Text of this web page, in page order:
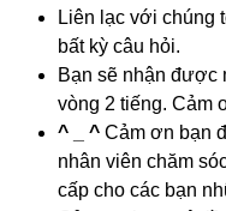
Liên lạc với chúng
bất kỳ câu hỏi.
Bạn sẽ nhận được
vòng 2 tiếng. Cảm
^ _ ^ Cảm ơn bạn
nhân viên chăm
cấp cho các bạn